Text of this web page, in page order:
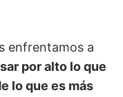
enfrentamos a
por alto lo que
lo que es más